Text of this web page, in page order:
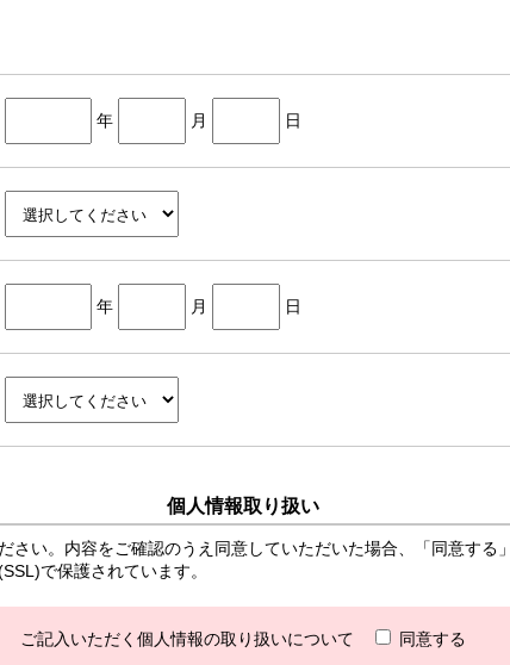
年 月 日
年 月 日
個人情報取り扱い
さい。内容をご確認のうえ同意していただいた場合、「同意す
で保護されています。
ご記入いただく個人情報の取り扱いについて 同意する